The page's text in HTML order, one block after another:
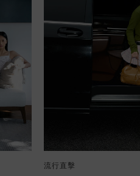
流行直擊